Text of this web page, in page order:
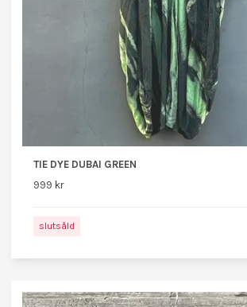
TIE DYE DUBAI GREEN
999 kr
slutsåld